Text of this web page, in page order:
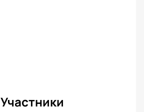
Участники